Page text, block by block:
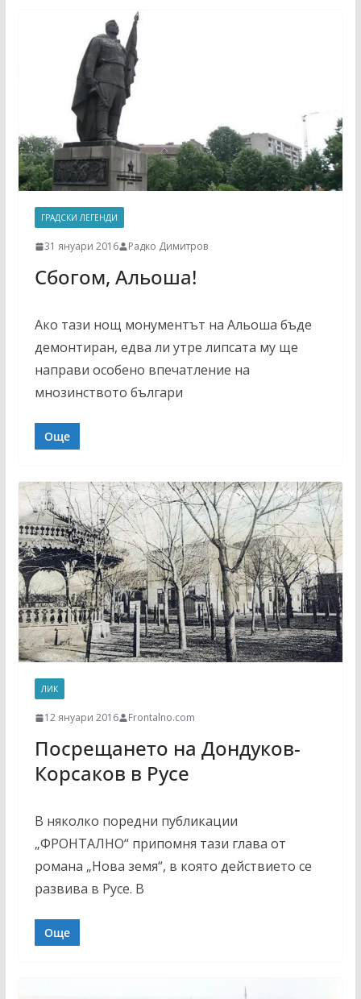
ГРАДСКИ ЛЕГЕНДИ
31 януари 2016 Радко Димитров
Сбогом, Альоша!
Ако тази нощ монументът на Альоша бъде
демонтиран, едва ли утре липсата му ще
направи особено впечатление на
мнозинството българи
Още
ЛИК
12 януари 2016 Frontalno.com
Посрещането на Дондуков-
Корсаков в Русе
В няколко поредни публикации
„ФРОНТАЛНО“ припомня тази глава от
романа „Нова земя“, в която действието се
развива в Русе. В
Още